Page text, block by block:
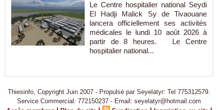
Le Centre hospitalier national Seydi
El Hadji Malick Sy de Tivaouane
lancera officiellement ses activités
médicales le lundi 10 août 2026 à
partir de 8 heures. Le Centre
hospitalier national...
Thiesinfo, Copyright Juin 2007 - Propulsé par Seyelatyr: Tel 775312579.
Service Commercial: 772150237 - Email: seyelatyr@hotmail.com